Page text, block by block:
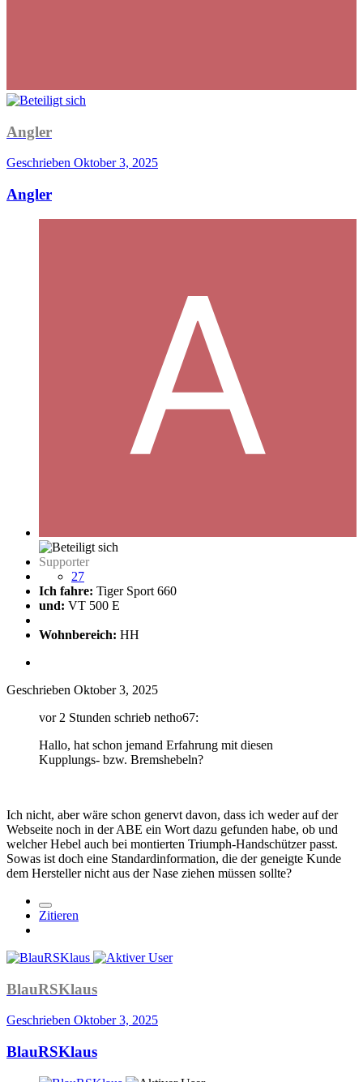
Angler
Geschrieben Oktober 3, 2025
Angler
Supporter
27
Ich fahre: Tiger Sport 660
und: VT 500 E
Wohnbereich: HH
Geschrieben Oktober 3, 2025
vor 2 Stunden schrieb netho67:
Hallo, hat schon jemand Erfahrung mit diesen
Kupplungs- bzw. Bremshebeln?
Ich nicht, aber wäre schon genervt davon, dass ich weder auf der
Webseite noch in der ABE ein Wort dazu gefunden habe, ob und
welcher Hebel auch bei montierten Triumph-Handschützer passt.
Sowas ist doch eine Standardinformation, die der geneigte Kunde
dem Hersteller nicht aus der Nase ziehen müssen sollte?
Zitieren
BlauRSKlaus
Geschrieben Oktober 3, 2025
BlauRSKlaus